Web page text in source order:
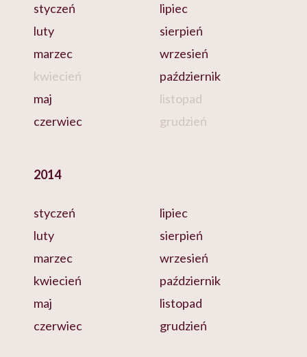
styczeń
luty
marzec
kwiecień
maj
czerwiec
lipiec
sierpień
wrzesień
październik
listopad
grudzień
2014
styczeń
luty
marzec
kwiecień
maj
czerwiec
lipiec
sierpień
wrzesień
październik
listopad
grudzień